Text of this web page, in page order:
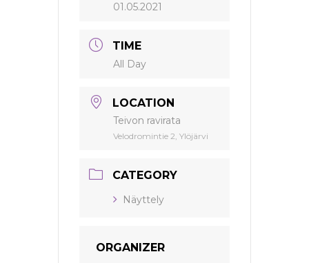
01.05.2021
TIME
All Day
LOCATION
Teivon ravirata
Velodromintie 2, Ylöjärvi
CATEGORY
Näyttely
ORGANIZER